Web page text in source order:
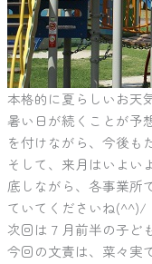
本格的に夏らしいお天
暑い日が続くことが予
を付けながら、今後も
そして、来月はいよ
底しながら、各事業所
ていてくださいね(^^)/
次回は７月前半の子ど
今回の文責は、菜々実